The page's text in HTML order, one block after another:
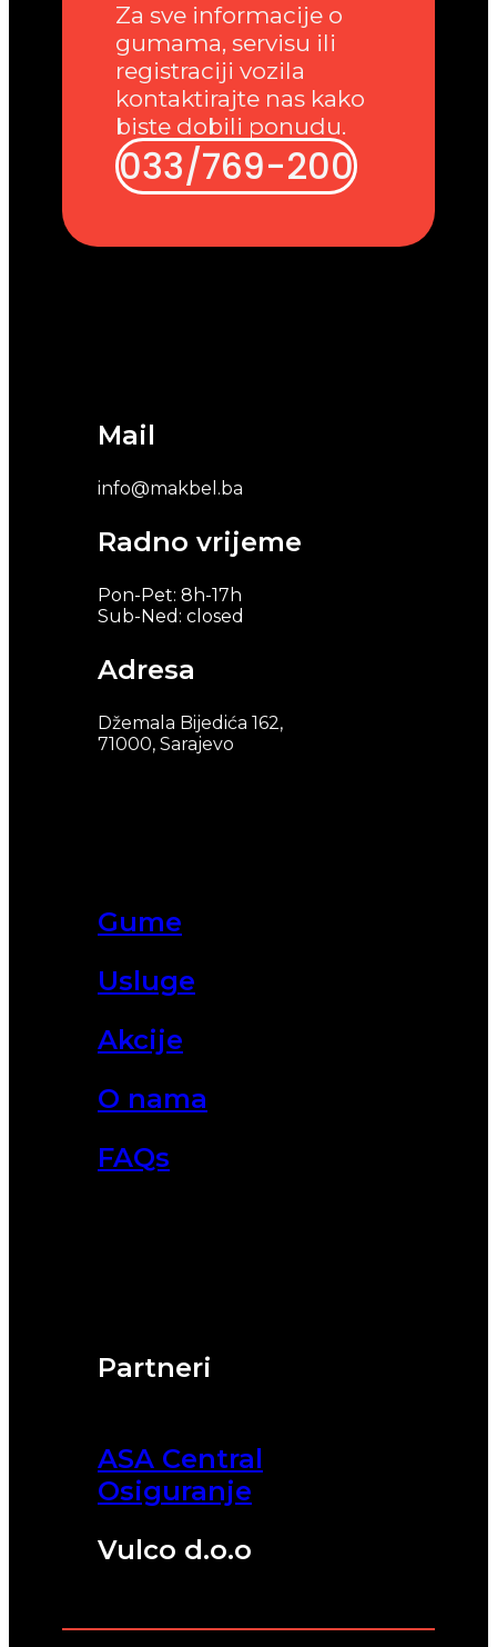
Partneri
ASA Central
Osiguranje
Vulco d.o.o
Gume
Usluge
Akcije
O nama
FAQs
Mail
info@makbel.ba
Radno vrijeme
Pon-Pet: 8h-17h
Sub-Ned: closed
Adresa
Džemala Bijedića 162,
71000, Sarajevo
Za sve informacije o
gumama, servisu ili
registraciji vozila
kontaktirajte nas kako
biste dobili ponudu.
033/769-200